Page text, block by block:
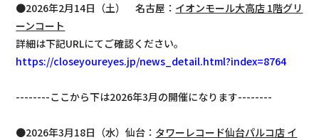
●2026年2月14日（土） 名古屋： イオンモール大高店 1階グリ
ーンコート
詳細は下記URLにてご確認ください。
https://closeyoureyes.jp/news_detail.html?index=8764
--------ここから下は2026年3月の開催になります--------
●2026年3月18日（水）仙台： タワーレコード仙台パルコ店 イ